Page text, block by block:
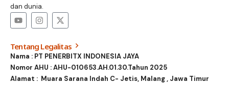
dan dunia.
Tentang Legalitas
Nama : PT PENERBITX INDONESIA JAYA
Nomor AHU : AHU-010653.AH.01.30.Tahun 2025
Alamat : Muara Sarana Indah C- Jetis, Malang , Jawa Timur